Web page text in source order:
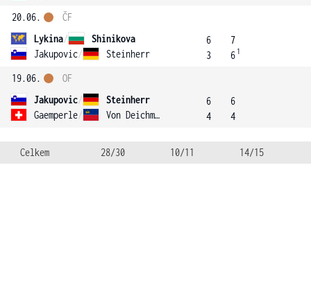
20.06.
Lykina/
Shinikova
Jakupovic/ Steinherr
ČF
6
3
7
6 1
19.06.
Jakupovic/
Steinherr
Gaemperle/ Von Deichmann
OF
6
4
6
4
Celkem 28/30 10/11 14/15